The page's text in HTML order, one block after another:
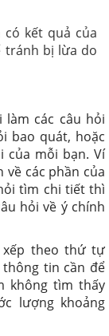
kết quả của
tránh bị lừa do
các câu hỏi
bao quát, hoặc
của mỗi bạn. Ví
các phần của
tìm chi tiết thì
hỏi về ý chính
xếp theo thứ tự
tin cần để
không tìm thấy
lượng khoảng